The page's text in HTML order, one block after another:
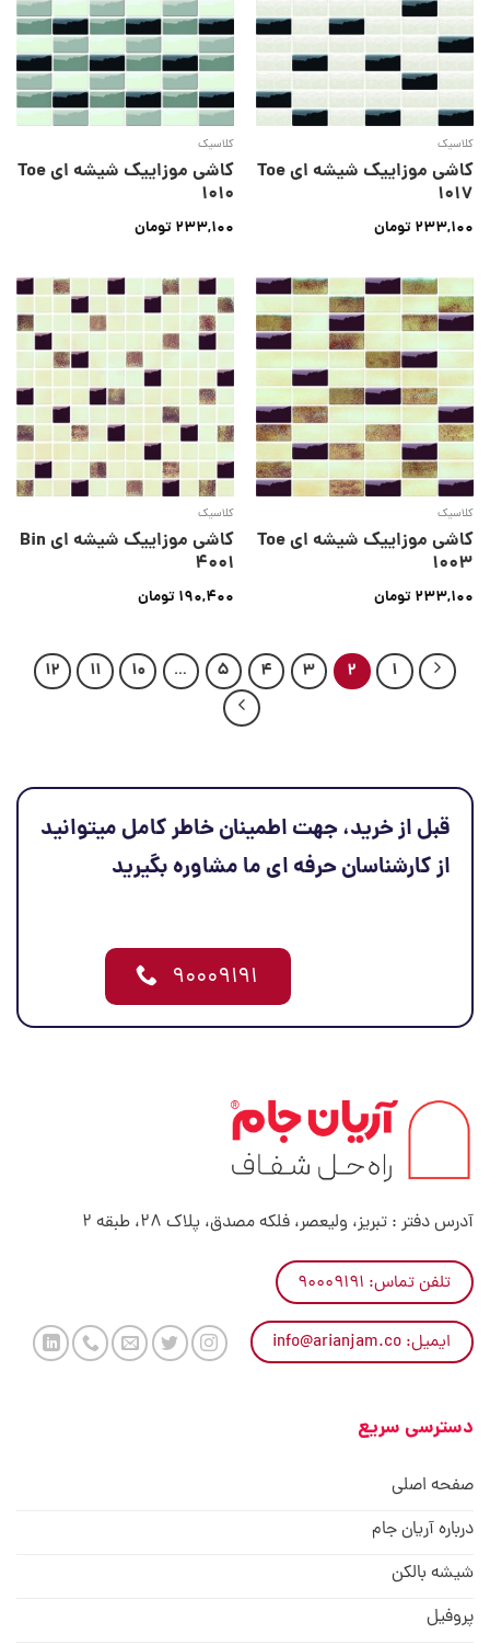
کلاسیک
کاشی موزاییک شیشه ای Toe
1017
233,100تومان
کلاسیک
کاشی موزاییک شیشه ای Toe
1010
233,100تومان
کلاسیک
کاشی موزاییک شیشه ای Toe
1003
233,100تومان
کلاسیک
کاشی موزاییک شیشه ای Bin
4001
190,400تومان
1
2
3
4
5
…
10
11
12
قبل از خرید، جهت اطمینان خاطر کامل میتوانید
از کارشناسان حرفه ای ما مشاوره بگیرید
۹۰۰۰۹۱۹۱
آدرس دفتر : تبریز، ولیعصر، فلکه مصدق، پلاک 28، طبقه 2
تلفن تماس: ۹۰۰۰۹۱۹۱
ایمیل: info@arianjam.co
دسترسی سریع
صفحه اصلی
درباره آریان جام
شیشه بالکن
پروفیل